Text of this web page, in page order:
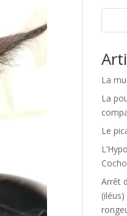
La
La
Le
Arrêt